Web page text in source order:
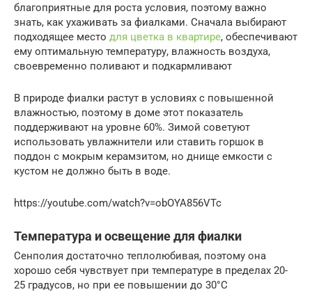
благоприятные для роста условия, поэтому важно
знать, как ухаживать за фиалками. Сначала выбирают
подходящее место для цветка в квартире, обеспечивают
ему оптимальную температуру, влажность воздуха,
своевременно поливают и подкармливают
В природе фиалки растут в условиях с повышенной
влажностью, поэтому в доме этот показатель
поддерживают на уровне 60%. Зимой советуют
использовать увлажнители или ставить горшок в
поддон с мокрым керамзитом, но днище емкости с
кустом не должно быть в воде.
https://youtube.com/watch?v=obOYA856VTc
Температура и освещение для фиалки
Сенполия достаточно теплолюбивая, поэтому она
хорошо себя чувствует при температуре в пределах 20-
25 градусов, но при ее повышении до 30°С